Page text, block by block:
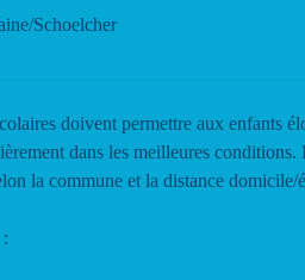
Schoelcher
doivent permettre aux enfants
dans les meilleures
la commune et la distance domicile/